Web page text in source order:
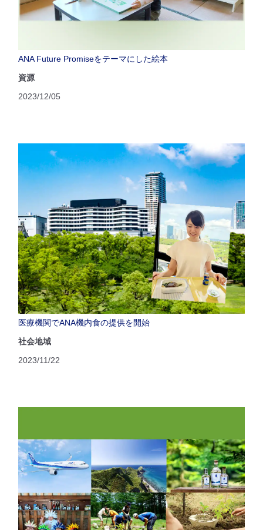
ANA Future Promiseをテーマにした絵本
資源
2023/12/05
医療機関でANA機内食の提供を開始
社会地域
2023/11/22